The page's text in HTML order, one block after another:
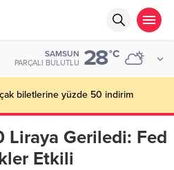
SAMSUN
PARÇALI BULUTLU 28°C
biletlerine yüzde 50 indirim
Liraya Geriledi: Fed
Etkili